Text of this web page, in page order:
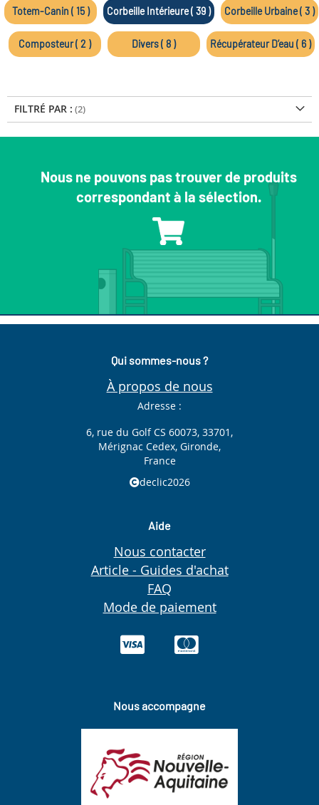
Totem-Canin ( 15 ) Corbeille Intérieure ( 39 ) Corbeille Urbaine ( 3 )
Composteur ( 2 ) Divers ( 8 ) Récupérateur D’eau ( 6 )
Nous ne pouvons pas trouver de produits
correspondant à la sélection.
FILTRÉ PAR :
Qui sommes-nous ?
À propos de nous
Adresse :
6, rue du Golf CS 60073, 33701,
Mérignac Cedex, Gironde,
France
declic2026
Aide
Nous contacter
Article - Guides d'achat
FAQ
Mode de paiement
Nous accompagne